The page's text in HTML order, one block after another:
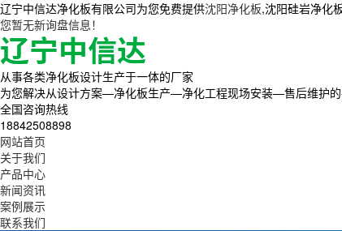
辽宁中信达净化板有限公司为您免费提供沈阳净化板,沈阳硅岩净化
您暂无新询盘信息！
从事各类净化板设计生产于一体的厂家
为您解决从设计方案—净化板生产—净化工程现场安装—售后维护
全国咨询热线
18842508898
网站首页
关于我们
产品中心
新闻资讯
案例展示
联系我们